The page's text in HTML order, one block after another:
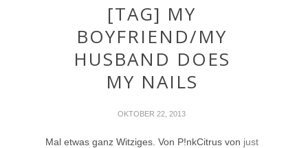
[TAG] MY
BOYFRIEND/MY
HUSBAND DOES
MY NAILS
OKTOBER 22, 2013
Mal etwas ganz Witziges. Von P!nkCitrus von just